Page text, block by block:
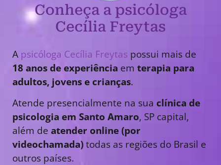
Conheça a psicóloga
Cecília Freytas
A psicóloga Cecília Freytas possui mais de
18 anos de experiência em terapia para
adultos, jovens e crianças.
Atende presencialmente na sua clínica de
psicologia em Santo Amaro, SP capital,
além de atender online (por
videochamada)todas as regiões do Brasil e
outros países.